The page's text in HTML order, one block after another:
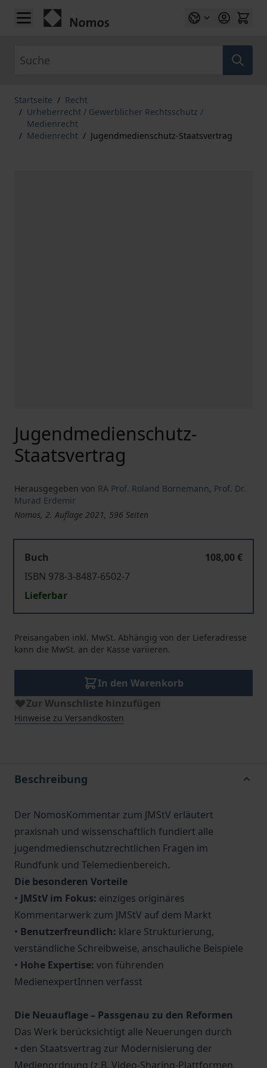
Zum Inhalt springen
Startseite / Recht
/ Urheberrecht / Gewerblicher Rechtsschutz /
Medienrecht
/ Medienrecht / Jugendmedienschutz-Staatsvertrag
Jugendmedienschutz-
Staatsvertrag
Herausgegeben von RA Prof. Roland Bornemann, Prof. Dr.
Murad Erdemir
Nomos, 2. Auflage 2021, 596 Seiten
Buch
108,00 €
ISBN 978-3-8487-6502-7
Lieferbar
Preisangaben inkl. MwSt. Abhängig von der Lieferadresse
kann die MwSt. an der Kasse variieren.
In den Warenkorb
Zur Wunschliste hinzufügen
Hinweise zu Versandkosten
Beschreibung
Der NomosKommentar zum JMStV erläutert
praxisnah und wissenschaftlich fundiert alle
jugendmedienschutzrechtlichen Fragen im
Rundfunk und Telemedienbereich.
Die besonderen Vorteile
• JMStV im Fokus: einziges originäres
Kommentarwerk zum JMStV auf dem Markt
• Benutzerfreundlich: klare Strukturierung,
verständliche Schreibweise, anschauliche Beispiele
• Hohe Expertise: von führenden
MedienexpertInnen verfasst
Die Neuauflage – Passgenau zu den Reformen
Das Werk berücksichtigt alle Neuerungen durch
• den Staatsvertrag zur Modernisierung der
Medienordnung (z.B. Video-Sharing-Plattformen,